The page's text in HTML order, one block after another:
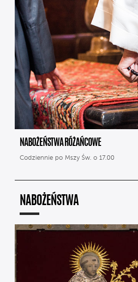
NABOŻEŃSTWA RÓŻAŃCOWE
Codziennie po Mszy Św. o 17.00
NABOŻEŃSTWA